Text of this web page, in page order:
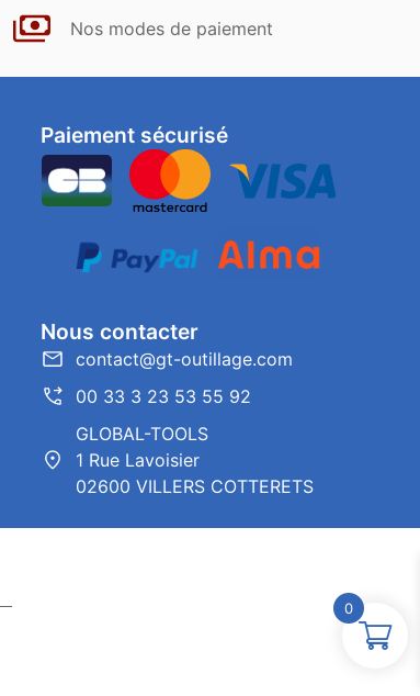
Nos modes de paiement
Paiement sécurisé
Nous contacter
contact@gt-outillage.com
00 33 3 23 53 55 92
GLOBAL-TOOLS
1 Rue Lavoisier
02600 VILLERS COTTERETS
0